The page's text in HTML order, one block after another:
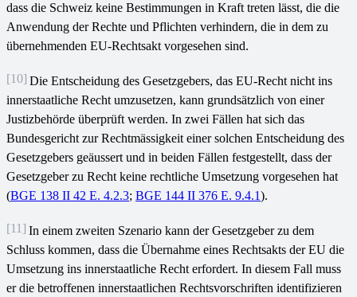
dass die Schweiz keine Bestimmungen in Kraft treten lässt, die die
Anwendung der Rechte und Pflichten verhindern, die in dem zu
übernehmenden EU-Rechtsakt vorgesehen sind.
[10] Die Entscheidung des Gesetzgebers, das EU-Recht nicht ins
innerstaatliche Recht umzusetzen, kann grundsätzlich von einer
Justizbehörde überprüft werden. In zwei Fällen hat sich das
Bundesgericht zur Rechtmässigkeit einer solchen Entscheidung des
Gesetzgebers geäussert und in beiden Fällen festgestellt, dass der
Gesetzgeber zu Recht keine rechtliche Umsetzung vorgesehen hat
(BGE 138 II 42 E. 4.2.3; BGE 144 II 376 E. 9.4.1).
[11] In einem zweiten Szenario kann der Gesetzgeber zu dem
Schluss kommen, dass die Übernahme eines Rechtsakts der EU die
Umsetzung ins innerstaatliche Recht erfordert. In diesem Fall muss
er die betroffenen innerstaatlichen Rechtsvorschriften identifizieren